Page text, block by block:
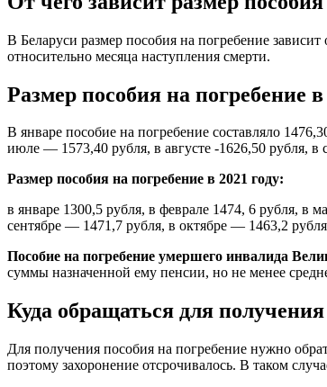
В Беларуси размер пособия на погребение
относительно месяца наступления смерти.
Размер пособия на погребение
В январе пособие на погребение составляло
июле — 1573,40 рубля, в августе -1626,50 рубля,
Размер пособия на погребение в 2021 году:
в январе 1300,5 рубля, в феврале 1474, 6 рубля,
сентябре — 1471,7 рубля, в октябре — 1463,2
Пособие на погребение умершего инвалида
суммы назначенной ему пенсии, но не менее
Куда обращаться для
Для получения пособия на погребение нужно
поэтому захоронение отсрочивалось. В таком